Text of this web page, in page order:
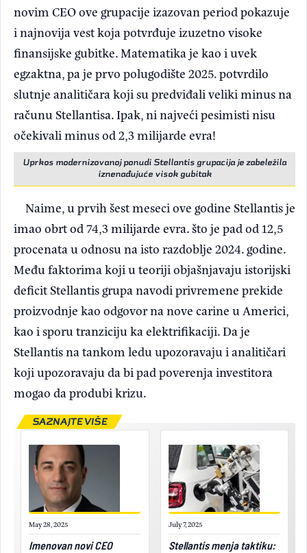
novim CEO ove grupacije izazovan period pokazuje
i najnovija vest koja potvrđuje izuzetno visoke
finansijske gubitke. Matematika je kao i uvek
egzaktna, pa je prvo polugodište 2025. potvrdilo
slutnje analitičara koji su predviđali veliki minus na
računu Stellantisa. Ipak, ni najveći pesimisti nisu
očekivali minus od 2,3 milijarde evra!
Uprkos modernizovanoj ponudi Stellantis grupacija je zabeležila
iznenađujuće visok gubitak
Naime, u prvih šest meseci ove godine Stellantis je
imao obrt od 74,3 milijarde evra. što je pad od 12,5
procenata u odnosu na isto razdoblje 2024. godine.
Među faktorima koji u teoriji objašnjavaju istorijski
deficit Stellantis grupa navodi privremene prekide
proizvodnje kao odgovor na nove carine u Americi,
kao i sporu tranziciju ka elektrifikaciji. Da je
Stellantis na tankom ledu upozoravaju i analitičari
koji upozoravaju da bi pad poverenja investitora
mogao da produbi krizu.
May 28, 2025
Imenovan novi CEO
July 7, 2025
Stellantis menja taktiku:
SAZNAJTE VIŠE